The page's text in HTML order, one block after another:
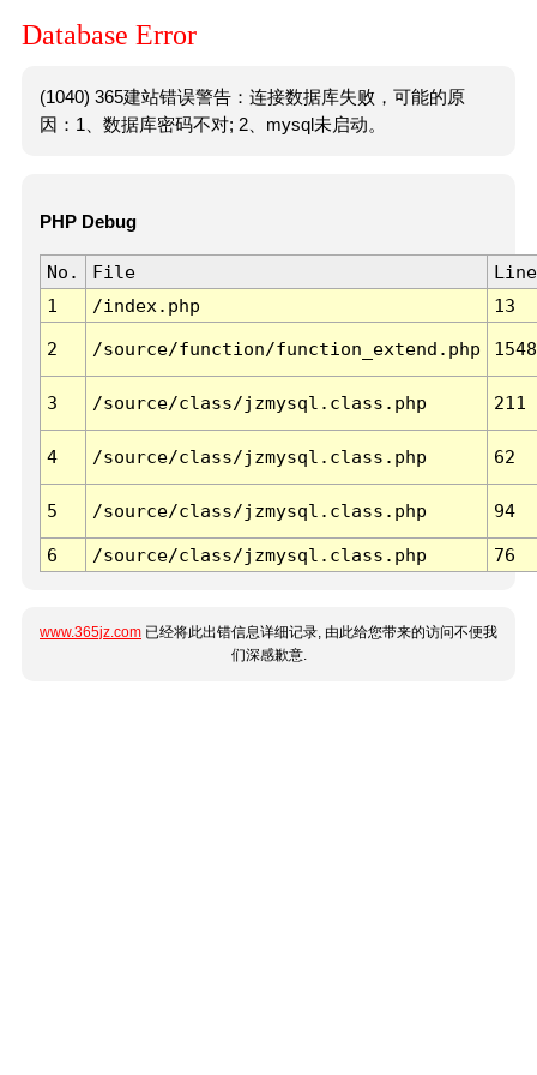
Database Error
(1040) 365建站错误警告：连接数据库失败，可能的原
因：1、数据库密码不对; 2、mysql未启动。
PHP Debug
No. File
Line
1
/index.php 13
2 /source/function/function_extend.php 1548
3 /source/class/jzmysql.class.php 211
4 /source/class/jzmysql.class.php 62
5 /source/class/jzmysql.class.php 94
6 /source/class/jzmysql.class.php 76
www.365jz.com 已经将此出错信息详细记录, 由此给您带来的访问不便我
们深感歉意.